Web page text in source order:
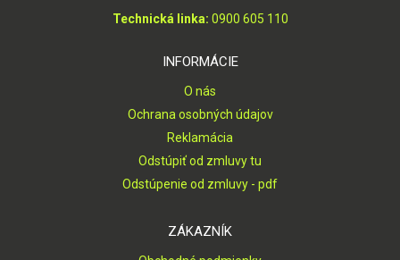
Technická linka: 0900 605 110
INFORMÁCIE
O nás
Ochrana osobných údajov
Reklamácia
Odstúpiť od zmluvy tu
Odstúpenie od zmluvy - pdf
ZÁKAZNÍK